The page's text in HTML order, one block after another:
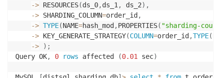
-> RESOURCES(ds_0,ds_1, ds_2) ,
-> SHARDING_COLUMN=order_id ,
-> TYPE(NAME=hash_mod ,PROPERTIES( "sharding-
-> KEY_GENERATE_STRATEGY(COLUMN=order_id ,TYPE(
-> ) ;
Query OK, 0 rows affected (0.01 sec)